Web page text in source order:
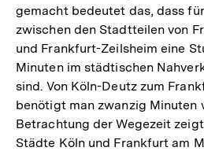
gemacht bedeutet das, dass
zwischen den Stadtteilen von
und Frankfurt-Zeilsheim eine
Minuten im städtischen
sind. Von Köln-Deutz zum
benötigt man zwanzig Minuten
Betrachtung der Wegezeit
Städte Köln und Frankfurt am